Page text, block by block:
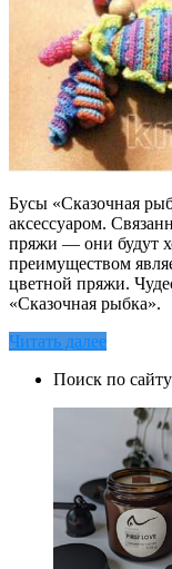
Бусы «Сказочная
аксессуаром.
пряжи — они будут
преимуществом
цветной пряжи.
«Сказочная рыбка».
Читать далее
Поиск по сайту